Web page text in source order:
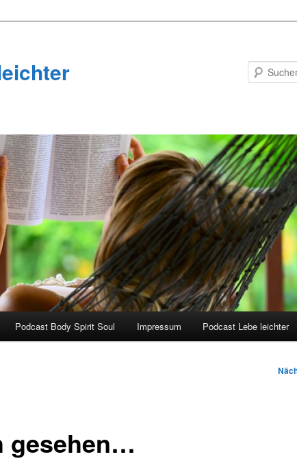
Podcast Body Spirit Soul Impressum Podcast Lebe leichter
gesehen…